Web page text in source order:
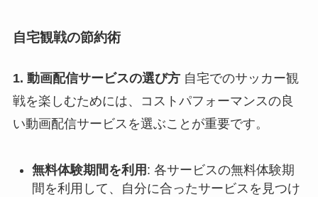
自宅観戦の節約術
1. 動画配信サービスの選び方自宅でのサッカー観
戦を楽しむためには、コストパフォーマンスの良
い動画配信サービスを選ぶことが重要です。
無料体験期間を利用 : 各サービスの無料体験期
間を利用して、自分に合ったサービスを見つけ